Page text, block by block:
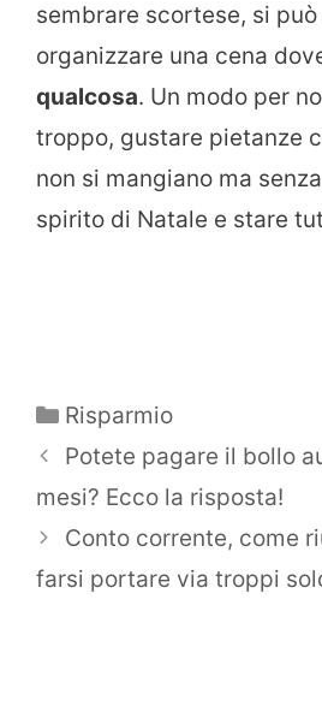
sembrare scortese, si
organizzare una cena
qualcosa. Un modo per
troppo, gustare pietanze
non si mangiano ma
spirito di Natale e stare
Categorie
Risparmio
Potete pagare il bollo
mesi? Ecco la risposta!
Conto corrente, come
farsi portare via troppi